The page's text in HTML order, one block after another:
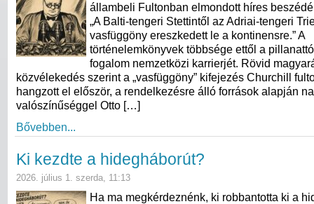
állambeli Fultonban elmondott híres
„A Balti-tengeri Stettintől az Adriai-tengeri
vasfüggöny ereszkedett le a kontinensre.” A
történelemkönyvek többsége ettől a
fogalom nemzetközi karrierjét. Rövid
közvélekedés szerint a „vasfüggöny” kifejezés Churchill
hangzott el először, a rendelkezésre álló források alapján
valószínűséggel Otto […]
Bővebben...
Ki kezdte a hidegháborút?
2026. július 1. szerda, 11:13
Ha ma megkérdeznénk, ki robbantotta ki a